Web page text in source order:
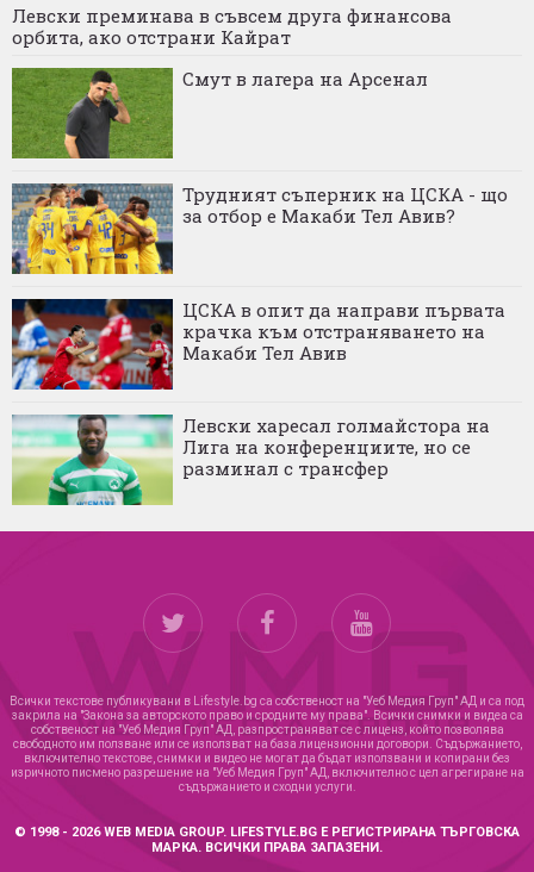
Левски преминава в съвсем друга финансова
орбита, ако отстрани Кайрат
Смут в лагера на Арсенал
Трудният съперник на ЦСКА - що
за отбор е Макаби Тел Авив?
ЦСКА в опит да направи първата
крачка към отстраняването на
Макаби Тел Авив
Левски харесал голмайстора на
Лига на конференциите, но се
разминал с трансфер
Всички текстове публикувани в Lifestyle.bg са собственост на "Уеб Медия Груп" АД и са под
закрила на "Закона за авторското право и сродните му права". Всички снимки и видеа са
собственост на "Уеб Медия Груп" АД, разпространяват се с лиценз, който позволява
свободното им ползване или се използват на база лицензионни договори. Съдържанието,
включително текстове, снимки и видео не могат да бъдат използвани и копирани без
изричното писмено разрешение на "Уеб Медия Груп" АД, включително с цел агрегиране на
съдържанието и сходни услуги.
© 1998 - 2026 WEB MEDIA GROUP. LIFESTYLE.BG Е РЕГИСТРИРАНА ТЪРГОВСКА
МАРКА. ВСИЧКИ ПРАВА ЗАПАЗЕНИ.